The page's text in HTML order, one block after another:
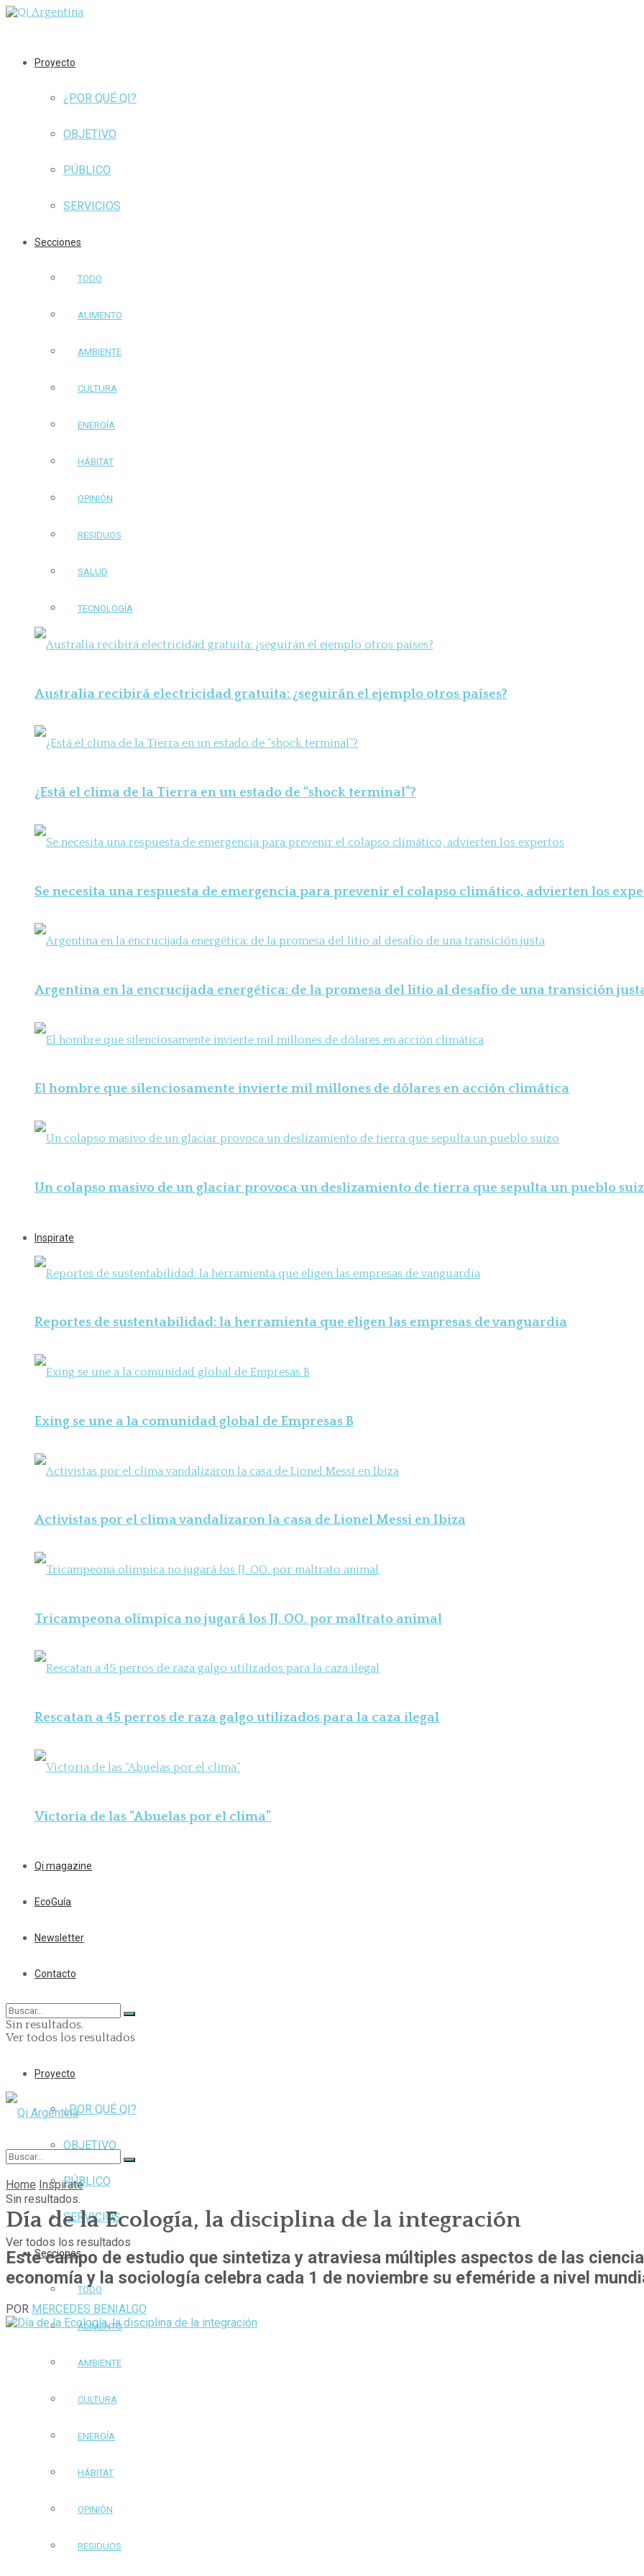
Proyecto
¿POR QUÉ QI?
OBJETIVO
PÚBLICO
SERVICIOS
Secciones
TODO
ALIMENTO
AMBIENTE
CULTURA
ENERGÍA
HÁBITAT
OPINIÓN
RESIDUOS
SALUD
TECNOLOGÍA
Australia recibirá electricidad gratuita: ¿seguirán el ejemplo otros países?
¿Está el clima de la Tierra en un estado de “shock terminal”?
Se necesita una respuesta de emergencia para prevenir el colapso climático, advierten los
Argentina en la encrucijada energética: de la promesa del litio al desafío de una transición
El hombre que silenciosamente invierte mil millones de dólares en acción climática
Un colapso masivo de un glaciar provoca un deslizamiento de tierra que sepulta un pueblo
Inspirate
Reportes de sustentabilidad: la herramienta que eligen las empresas de vanguardia
Exing se une a la comunidad global de Empresas B
Activistas por el clima vandalizaron la casa de Lionel Messi en Ibiza
Tricampeona olímpica no jugará los JJ. OO. por maltrato animal
Rescatan a 45 perros de raza galgo utilizados para la caza ilegal
Victoria de las “Abuelas por el clima”
Qi magazine
EcoGuía
Newsletter
Contacto
Sin resultados.
Ver todos los resultados
Proyecto
¿POR QUÉ QI?
OBJETIVO
PÚBLICO
SERVICIOS
Secciones
TODO
ALIMENTO
AMBIENTE
CULTURA
ENERGÍA
HÁBITAT
OPINIÓN
RESIDUOS
Sin resultados.
Ver todos los resultados
Home Inspirate
Día de la Ecología, la disciplina de la integración
Este campo de estudio que sintetiza y atraviesa múltiples aspectos de las
economía y la sociología celebra cada 1 de noviembre su efeméride a nivel
POR MERCEDES BENIALGO